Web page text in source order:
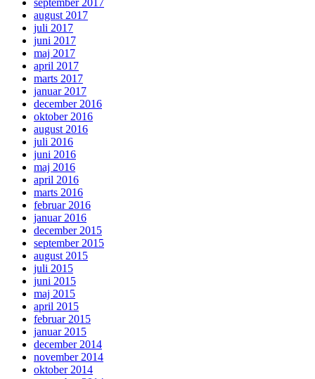
august 2017
juli 2017
juni 2017
maj 2017
april 2017
marts 2017
januar 2017
december 2016
oktober 2016
august 2016
juli 2016
juni 2016
maj 2016
april 2016
marts 2016
februar 2016
januar 2016
december 2015
september 2015
august 2015
juli 2015
juni 2015
maj 2015
april 2015
februar 2015
januar 2015
december 2014
november 2014
oktober 2014